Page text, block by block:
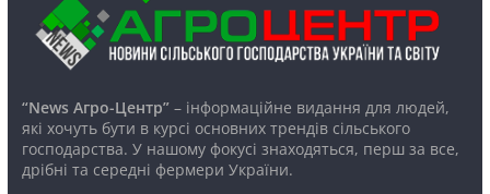
“News Агро-Центр”– інформаційне видання для людей,
які хочуть бути в курсі основних трендів сільського
господарства. У нашому фокусі знаходяться, перш за все,
дрібні та середні фермери України.